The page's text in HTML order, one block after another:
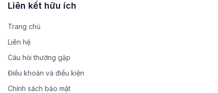
Liên kết hữu ích
Trang chủ
Liên hệ
Câu hỏi thường gặp
Điều khoản và điều kiện
Chính sách bảo mật